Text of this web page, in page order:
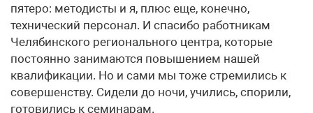
пятеро: методисты и я, плюс еще, конечно,
технический персонал. И спасибо работникам
Челябинского регионального центра, которые
постоянно занимаются повышением нашей
квалификации. Но и сами мы тоже стремились к
совершенству. Сидели до ночи, учились, спорили,
готовились к семинарам.